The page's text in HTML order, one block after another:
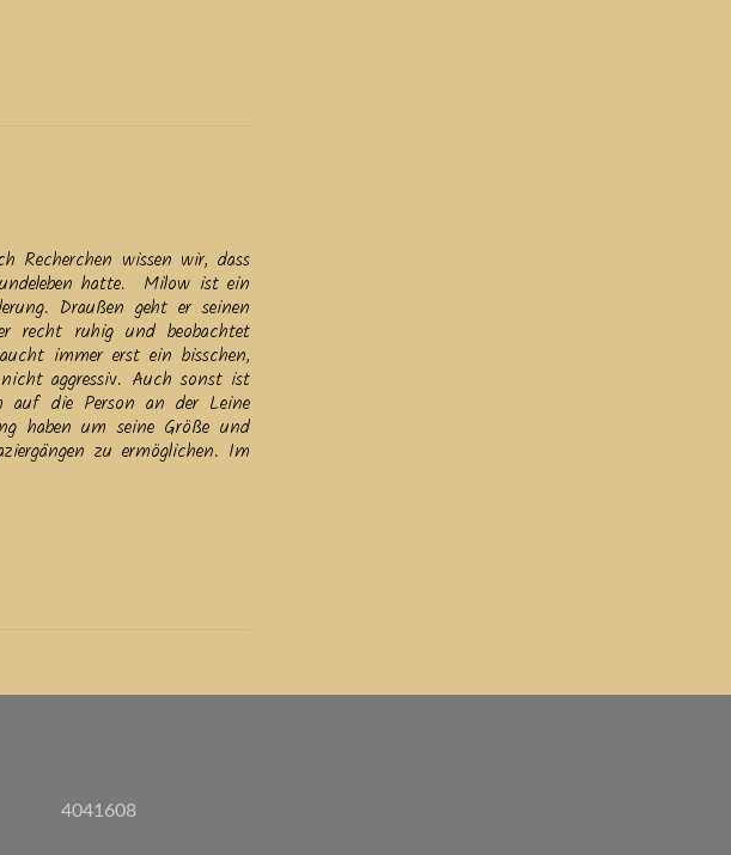
wissen wir, dass
hatte. Milow ist ein
Draußen geht er seinen
recht ruhig und beobachtet
immer erst ein bisschen,
aggressiv. Auch sonst ist
auf die Person an der Leine
haben um seine Größe und
zu ermöglichen. Im
4041608